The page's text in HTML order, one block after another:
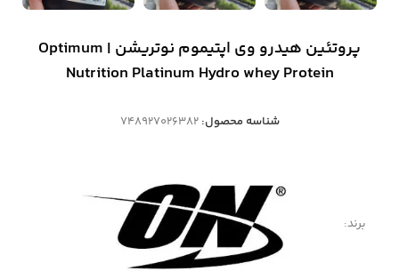
پروتئین هیدرو وی اپتیموم نوتریشن | Optimum
Nutrition Platinum Hydro whey Protein
شناسه محصول:748927026382
برند: